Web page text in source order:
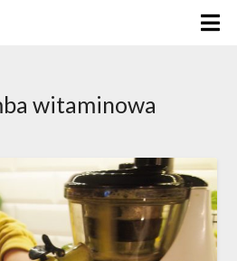
witaminowa